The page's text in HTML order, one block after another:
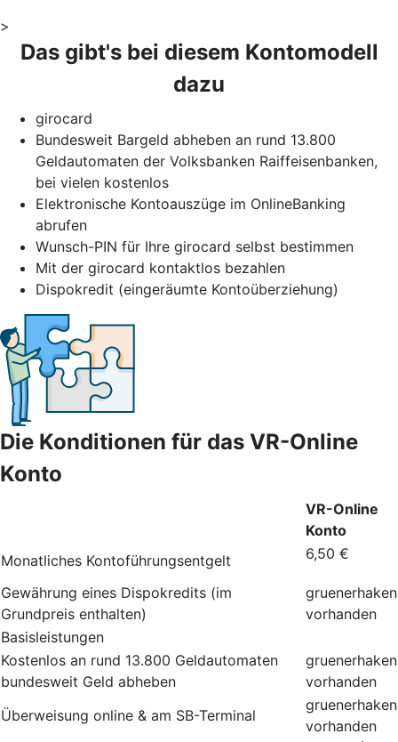
>
Das gibt's bei diesem Kontomodell
dazu
girocard
Bundesweit Bargeld abheben an rund 13.800
Geldautomaten der Volksbanken Raiffeisenbanken,
bei vielen kostenlos
Elektronische Kontoauszüge im OnlineBanking
abrufen
Wunsch-PIN für Ihre girocard selbst bestimmen
Mit der girocard kontaktlos bezahlen
Dispokredit (eingeräumte Kontoüberziehung)
Die Konditionen für das VR-Online
Konto
VR-Online
Konto
Monatliches Kontoführungsentgelt
6,50 €
Gewährung eines Dispokredits (im
Grundpreis enthalten)
gruenerhaken
vorhanden
Basisleistungen
Kostenlos an rund 13.800 Geldautomaten
bundesweit Geld abheben
gruenerhaken
vorhanden
Überweisung online & am SB-Terminal
gruenerhaken
vorhanden